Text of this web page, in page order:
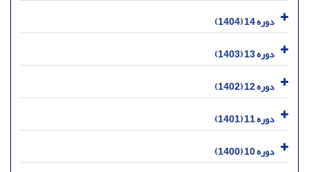
دوره 14 (1404)
دوره 13 (1403)
دوره 12 (1402)
دوره 11 (1401)
دوره 10 (1400)